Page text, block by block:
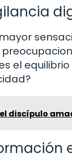
el
discípulo